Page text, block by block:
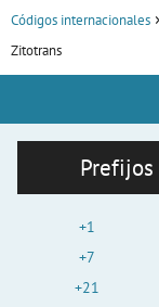
Códigos internacionales
Zitotrans
+1
+7
+21